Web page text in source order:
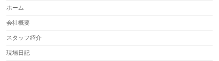
ホーム
会社概要
スタッフ紹介
現場日記